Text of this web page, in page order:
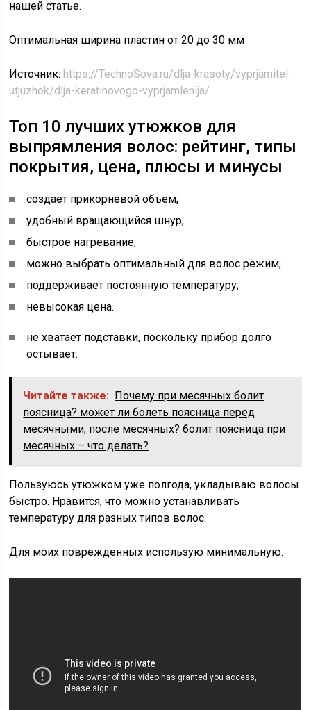
нашей статье.
Оптимальная ширина пластин от 20 до 30 мм
Источник: https://TechnoSova.ru/dlja-krasoty/vyprjamitel-
utjuzhok/dlja-keratinovogo-vyprjamlenija/
Топ 10 лучших утюжков для
выпрямления волос: рейтинг, типы
покрытия, цена, плюсы и минусы
создает прикорневой объем;
удобный вращающийся шнур;
быстрое нагревание;
можно выбрать оптимальный для волос режим;
поддерживает постоянную температуру;
невысокая цена.
не хватает подставки, поскольку прибор долго
остывает.
Читайте также: Почему при месячных болит
поясница? может ли болеть поясница перед
месячными, после месячных? болит поясница при
месячных – что делать?
Пользуюсь утюжком уже полгода, укладываю волосы
быстро. Нравится, что можно устанавливать
температуру для разных типов волос.
Для моих поврежденных использую минимальную.